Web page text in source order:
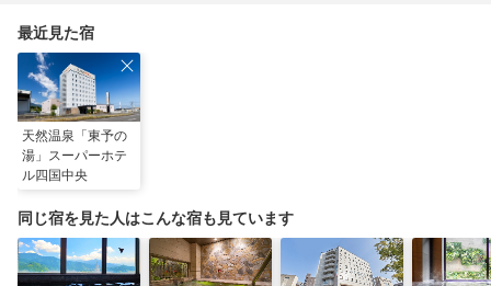
最近見た宿
天然温泉「東予の
湯」スーパーホテ
ル四国中央
同じ宿を見た人はこんな宿も見ています